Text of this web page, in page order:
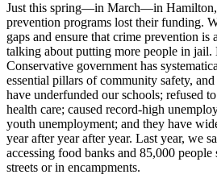
Just this spring—in March—in
prevention programs lost their funding.
gaps and ensure that crime prevention is
talking about putting more people in jail.
Conservative government has
essential pillars of community safety,
have underfunded our schools; refused
health care; caused record-high
youth unemployment; and they have
year after year after year. Last year, we
accessing food banks and 85,000
streets or in encampments.